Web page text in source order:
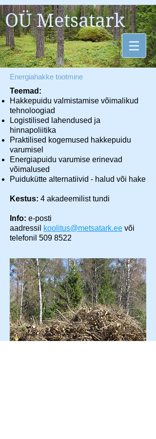
OÜ Metsatark
Energiahakke tootmine
Teemad:
Hakkepuidu valmistamise võimalikud
tehnoloogiad
Logistilised lahendused ja
hinnapoliitika
Praktilised kogemused hakkepuidu
varumisel
Energiapuidu varumise erinevad
võimalused
Puidukütte alternatiivid - halud või hake
Kestus: 4 akadeemilist tundi
Info: e-posti
aadressil
koolitus@metsatark.ee või
telefonil 509 8522